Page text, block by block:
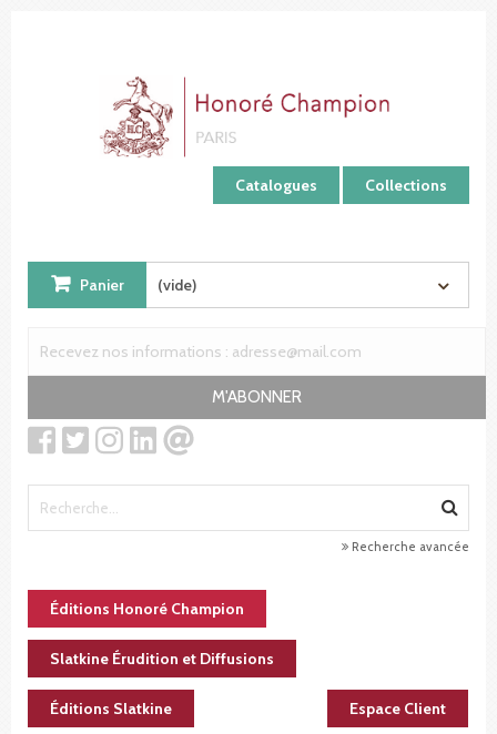
Catalogues Collections
Panier (vide)
M'ABONNER
Recherche avancée
Éditions Honoré Champion
Slatkine Érudition et Diffusions
Éditions Slatkine Espace Client